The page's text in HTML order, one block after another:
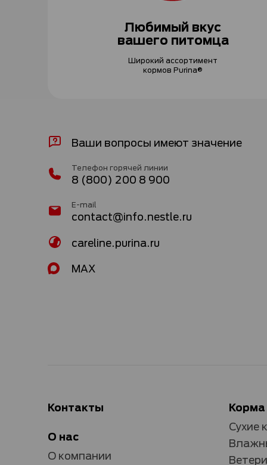
Любимый вкус
вашего питомца
Широкий ассортимент
кормов Purina®
Ваши вопросы имеют значение
Телефон горячей линии
8 (800) 200 8 900
E-mail
contact@info.nestle.ru
careline.purina.ru
MAX
Контакты
О нас
О компании
Сухие